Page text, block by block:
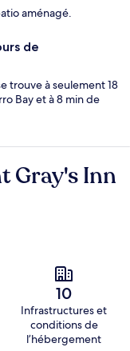
aménagé.
de
trouve à seulement 18
Bay et à 8 min de
Gray's Inn
10
Infrastructures et
conditions de
l’hébergement